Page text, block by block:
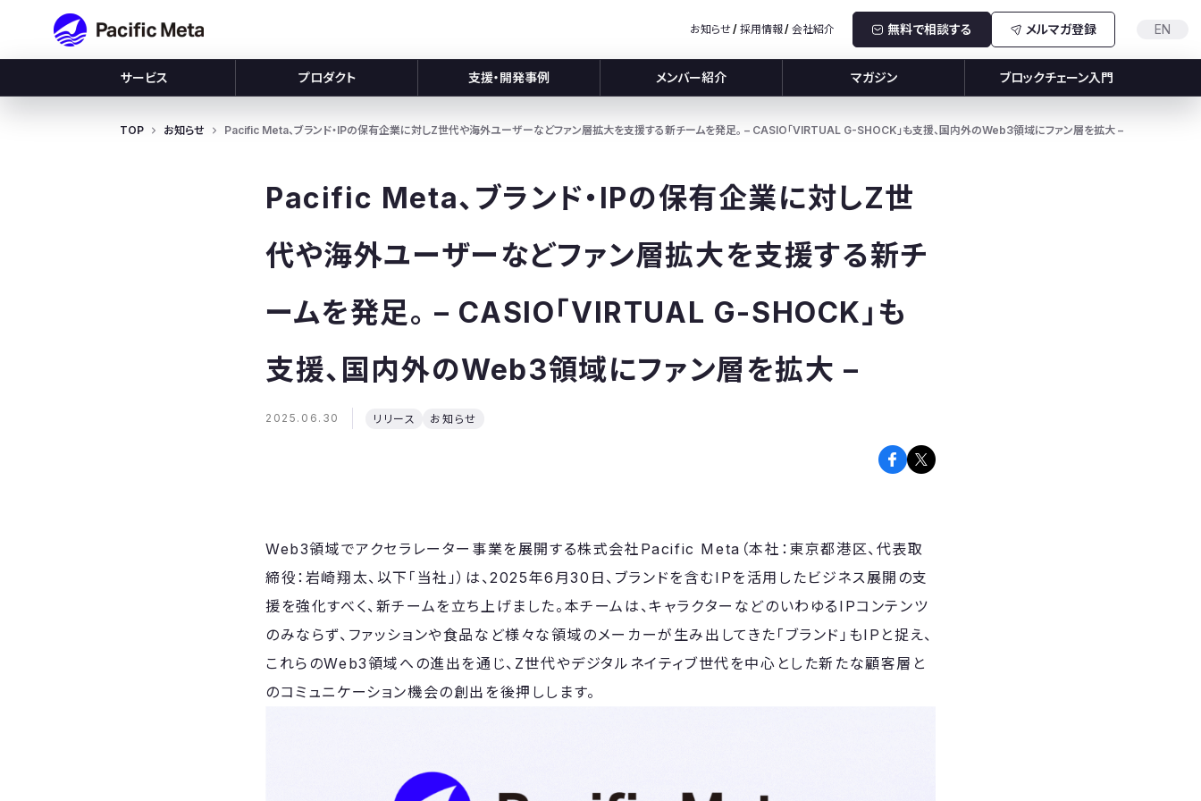
お知らせ 採用情報 会社紹介 無料で相談する メルマガ登録 EN
サービス プロダクト 支援・開発事例 メンバー紹介 マガジン ブロックチェーン入門
TOP お知らせ Pacific Meta、ブランド・IPの保有企業に対しZ世代や海外ユーザーなどファン層拡大を支援する新チームを発足。 – CASIO「VIRTUAL G-SHOCK」も支援、国内外のWeb3領域にファン層を拡大 –
Pacific Meta、ブランド・IPの保有企業に対しZ世
代や海外ユーザーなどファン層拡大を支援する新チ
ームを発足。 – CASIO「VIRTUAL G-SHOCK」も
支援、国内外のWeb3領域にファン層を拡大 –
2025.06.30 リリース お知らせ
Web3領域でアクセラレーター事業を展開する株式会社Pacific Meta（本社：東京都港区、代表取
締役：岩崎翔太、以下「当社」）は、2025年6月30日、ブランドを含むIPを活用したビジネス展開の支
援を強化すべく、新チームを立ち上げました。本チームは、キャラクターなどのいわゆるIPコンテンツ
のみならず、ファッションや食品など様々な領域のメーカーが生み出してきた「ブランド」もIPと捉え、
これらのWeb3領域への進出を通じ、Z世代やデジタルネイティブ世代を中心とした新たな顧客層と
のコミュニケーション機会の創出を後押しします。